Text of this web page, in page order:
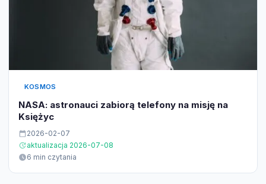
KOSMOS
NASA: astronauci zabiorą telefony na misję na
Księżyc
2026-02-07
aktualizacja 2026-07-08
6 min czytania